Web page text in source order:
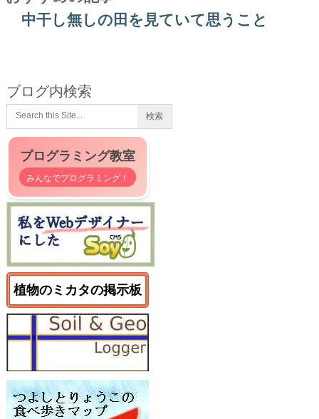
中干し無しの田を見ていて思うこと
ブログ内検索
プログラミング教室
みんなでプログラミング！
植物のミカタの掲示板